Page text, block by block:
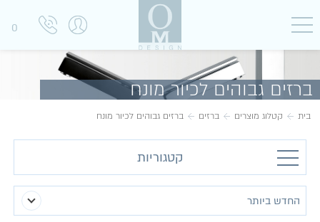
0
ברזים גבוהים לכיור מונח
בית קטלוג מוצרים ברזים ברזים גבוהים לכיור מונח
קטגוריות